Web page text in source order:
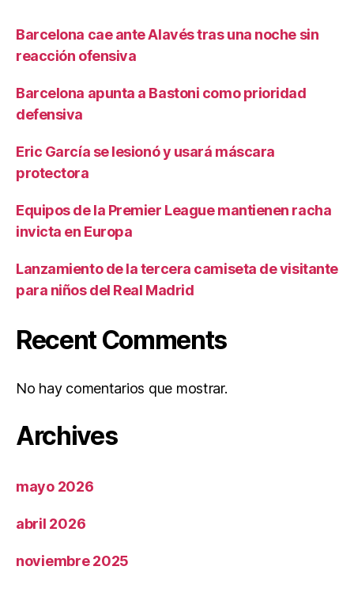
Barcelona cae ante Alavés tras una noche sin
reacción ofensiva
Barcelona apunta a Bastoni como prioridad
defensiva
Eric García se lesionó y usará máscara
protectora
Equipos de la Premier League mantienen racha
invicta en Europa
Lanzamiento de la tercera camiseta de visitante
para niños del Real Madrid
Recent Comments
No hay comentarios que mostrar.
Archives
mayo 2026
abril 2026
noviembre 2025